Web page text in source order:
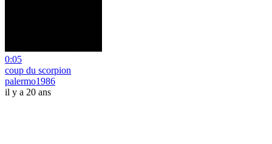
0:05
coup du scorpion
palermo1986
il y a 20 ans